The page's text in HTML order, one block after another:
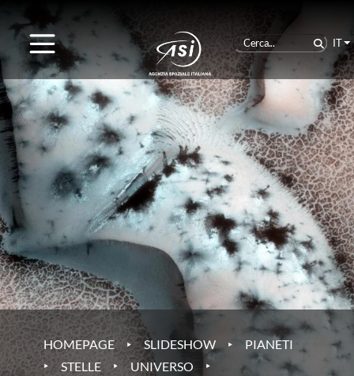
IT
HOMEPAGE ‣ SLIDESHOW ‣ PIANETI
‣ STELLE ‣ UNIVERSO ‣